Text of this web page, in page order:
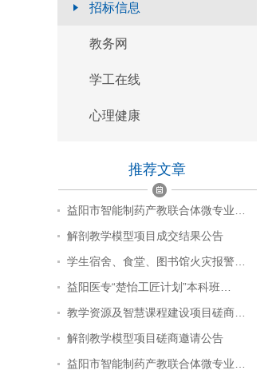
招标信息
教务网
学工在线
心理健康
推荐文章
益阳市智能制药产教联合体微专业…
解剖教学模型项目成交结果公告
学生宿舍、食堂、图书馆火灾报警…
益阳医专“楚怡工匠计划”本科班…
教学资源及智慧课程建设项目磋商…
解剖教学模型项目磋商邀请公告
益阳市智能制药产教联合体微专业…